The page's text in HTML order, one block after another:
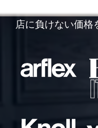
店に負けない価格